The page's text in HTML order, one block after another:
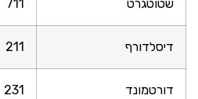
שטוטגרט 711
דיסלדורף 211
דורטמונד 231